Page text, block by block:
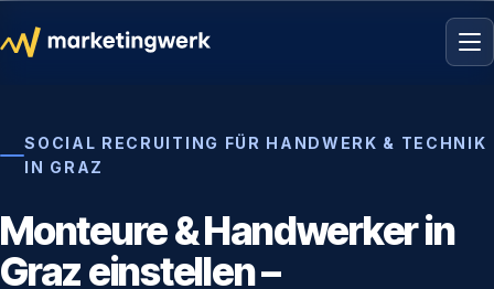
SOCIAL RECRUITING FÜR HANDWERK & TECHNIK
IN GRAZ
Monteure & Handwerker in
Graz einstellen –